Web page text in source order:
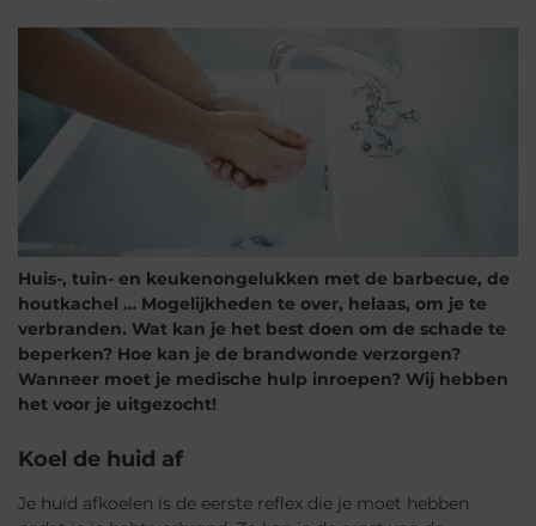
Huis-, tuin- en keukenongelukken met de barbecue, de
houtkachel … Mogelijkheden te over, helaas, om je te
verbranden. Wat kan je het best doen om de schade te
beperken? Hoe kan je de brandwonde verzorgen?
Wanneer moet je medische hulp inroepen? Wij hebben
het voor je uitgezocht!
Koel de huid af
Je huid afkoelen is de eerste reflex die je moet hebben